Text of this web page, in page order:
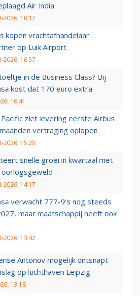
Air India
2026, 10:17
kopen vrachtafhandelaar
op Luik Airport
2026, 16:57
in de Business Class? Bij
kost dat 170 euro extra
16:41
ziet levering eerste Airbus
vertraging oplopen
2026, 15:25
snelle groei in kwartaal met
2026, 14:17
verwacht 777-9’s nog steeds
maar maatschappij heeft ook
2026, 13:42
Antonov mogelijk ontsnapt
op luchthaven Leipzig
13:18